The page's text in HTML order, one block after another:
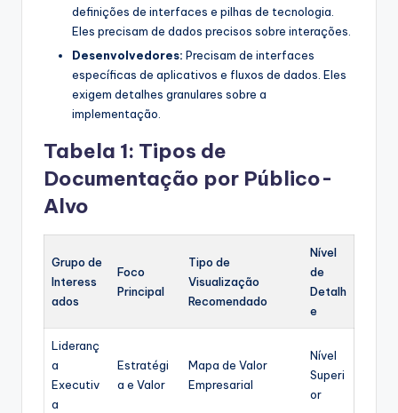
definições de interfaces e pilhas de tecnologia.
Eles precisam de dados precisos sobre interações.
Desenvolvedores: Precisam de interfaces
específicas de aplicativos e fluxos de dados. Eles
exigem detalhes granulares sobre a
implementação.
Tabela 1: Tipos de
Documentação por Público-
Alvo
Grupo de
Interess
ados
Foco
Principal
Tipo de
Visualização
Recomendado
Nível
de
Detalh
e
Lideranç
a
Executiv
a
Estratégi
a e Valor
Mapa de Valor
Empresarial
Nível
Superi
or